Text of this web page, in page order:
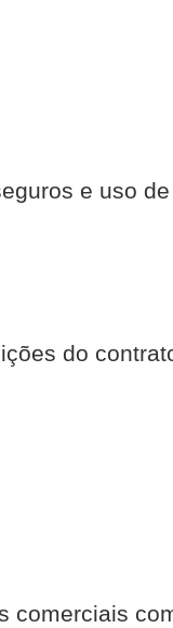
e uso
do
comerciais